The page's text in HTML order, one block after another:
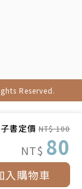
書定價 NT$ 100
NT$ 80
入購物車
Reserved.